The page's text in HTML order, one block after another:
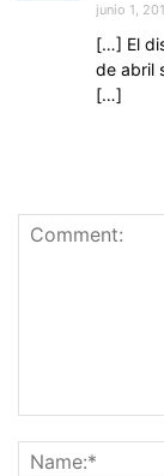
junio 1,
[…] El
de abril
[…]